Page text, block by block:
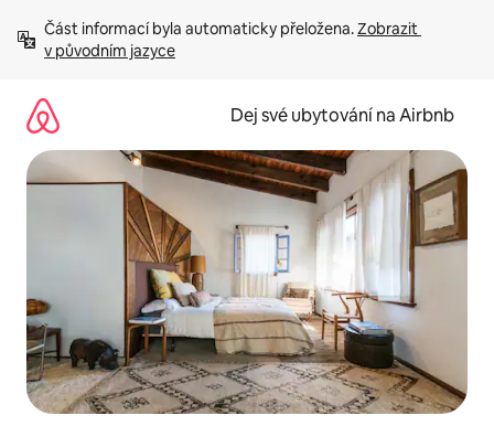
obsah
Část informací byla automaticky přeložena. Zobrazit
v původním jazyce
Dej své ubytování na Airbnb